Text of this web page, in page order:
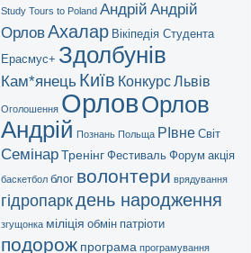
Study Tours to Poland Андрій Андрій
ОрловАхалар Вікіпедія Студента
Ерасмус+ Здолбунів
Кам*янець Київ КонкурсЛьвів
Оголошення ОрловОрлов
Андрій Познань Польща РІвне Світ
СемінарТренінг Фестиваль Форум акція
баскетбол блог волонтери врядування
гідропаркдень народження
згущонка міліція обмін патріоти
подорож програма програмування